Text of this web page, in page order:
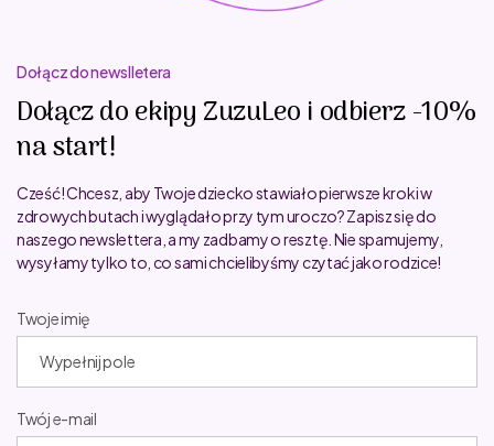
Dołącz do newslletera
Dołącz do ekipy ZuzuLeo i odbierz -10%
na start!
Cześć! Chcesz, aby Twoje dziecko stawiało pierwsze kroki w
zdrowych butach i wyglądało przy tym uroczo? Zapisz się do
naszego newslettera, a my zadbamy o resztę. Nie spamujemy,
wysyłamy tylko to, co sami chcielibyśmy czytać jako rodzice!
Twoje imię
Twój e-mail